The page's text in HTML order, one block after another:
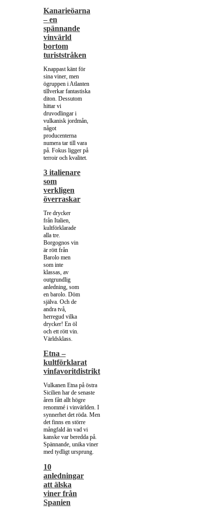
Kanarieöarna
– en
spännande
vinvärld
bortom
turiststråken
Knappast känt för
sina viner, men
ögruppen i Atlanten
tillverkar fantastiska
diton. Dessutom
hittar vi
druvodlingar i
vulkanisk jordmån,
något
producenterna
numera tar till vara
på. Fokus ligger på
terroir och kvalitet.
3 italienare
som
verkligen
överraskar
Tre drycker
från Italien,
kultförklarade
alla tre.
Borgognos vin
är rött från
Barolo men
som inte
klassas, av
outgrundlig
anledning, som
en barolo. Döm
själva. Och de
andra två,
herregud vilka
drycker! En öl
och ett rött vin.
Världsklass.
Etna –
kultförklarat
vinfavoritdistrikt
Vulkanen Etna på östra
Sicilien har de senaste
åren fått allt högre
renommé i vinvärlden. I
synnerhet det röda. Men
det finns en större
mångfald än vad vi
kanske var beredda på.
Spännande, unika viner
med tydligt ursprung.
10
anledningar
att älska
viner från
Spanien